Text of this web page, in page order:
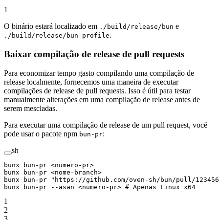
1
O binário estará localizado em ./build/release/bun e
./build/release/bun-profile.
Baixar compilação de release de pull requests
Para economizar tempo gasto compilando uma compilação de
release localmente, fornecemos uma maneira de executar
compilações de release de pull requests. Isso é útil para testar
manualmente alterações em uma compilação de release antes de
serem mescladas.
Para executar uma compilação de release de um pull request, você
pode usar o pacote npm bun-pr:
sh
bunx bun-pr <numero-p r>
bunx bun-pr <nome-branc h>
bunx bun-pr "https://github.com/oven-sh/bun/pull/
bunx bun-pr --asan <numero-p r> # Apenas Linux x64
1
2